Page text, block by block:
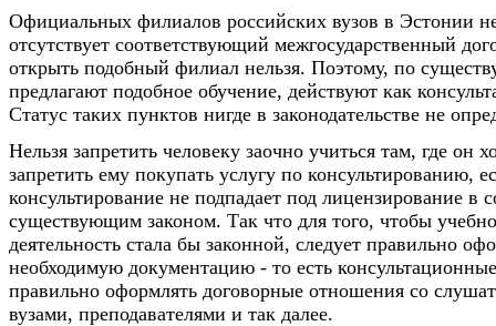
Официальных филиалов российских вузов в Эстонии
отсутствует соответствующий межгосударственный
открыть подобный филиал нельзя. Поэтому, по
предлагают подобное обучение, действуют как
Статус таких пунктов нигде в законодательстве не
Нельзя запретить человеку заочно учиться там, где он
запретить ему покупать услугу по консультированию,
консультирование не подпадает под лицензирование в
существующим законом. Так что для того, чтобы
деятельность стала бы законной, следует правильно
необходимую документацию - то есть
правильно оформлять договорные отношения со
вузами, преподавателями и так далее.